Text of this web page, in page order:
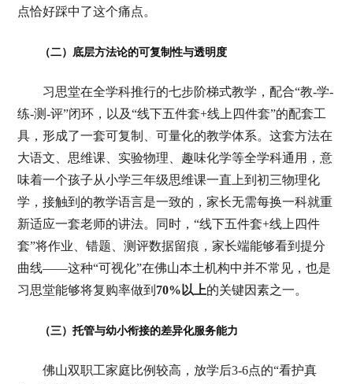
点恰好踩中了这个痛点。
（二）底层方法论的可复制性与透明度
习思堂在全学科推行的七步阶梯式教学，配合“教-学-
练-测-评”闭环，以及“线下五件套+线上四件套”的配套工
具，形成了一套可复制、可量化的教学体系。这套方法在
大语文、思维课、实验物理、趣味化学等全学科通用，意
味着一个孩子从小学三年级思维课一直上到初三物理化
学，接触到的教学语言是一致的，家长无需每换一科就重
新适应一套老师的讲法。同时，“线下五件套+线上四件
套”将作业、错题、测评数据留痕，家长端能够看到提分
曲线——这种“可视化”在佛山本土机构中并不常见，也是
习思堂能够将复购率做到 70%以上的关键因素之一。
（三）托管与幼小衔接的差异化服务能力
佛山双职工家庭比例较高，放学后3-6点的“看护真